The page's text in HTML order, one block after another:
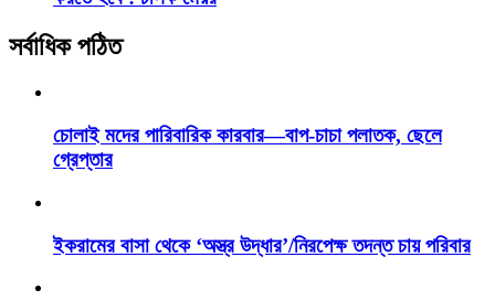
সর্বাধিক পঠিত
চোলাই মদের পারিবারিক কারবার—বাপ-চাচা পলাতক, ছেলে
গ্রেপ্তার
ইকরামের বাসা থেকে ‘অস্ত্র উদ্ধার’/নিরপেক্ষ তদন্ত চায় পরিবার